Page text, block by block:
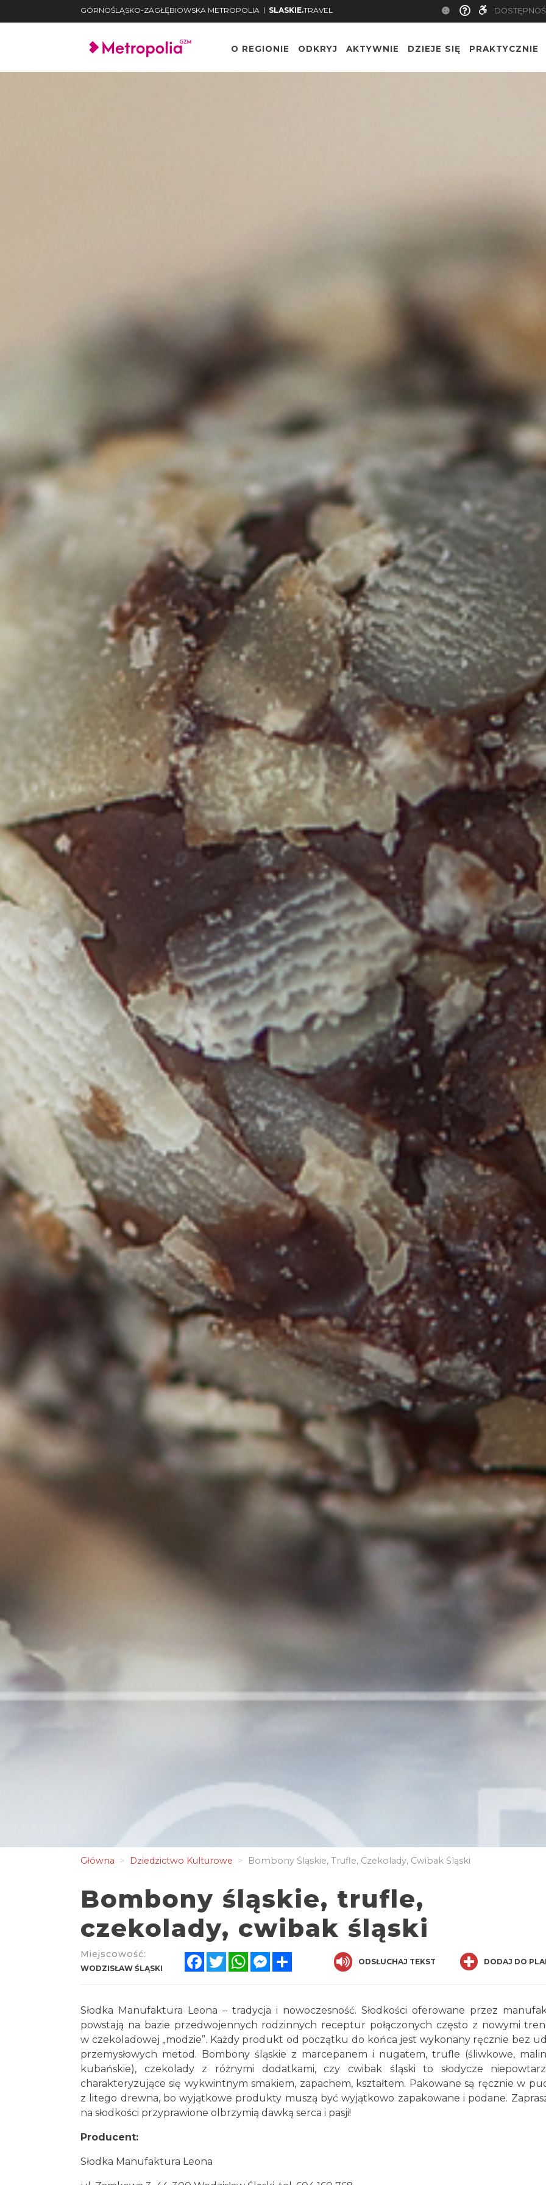
GÓRNOŚLĄSKO-ZAGŁĘBIOWSKA METROPOLIA | SLASKIE.TRAVEL
O REGIONIE ODKRYJ AKTYWNIE DZIEJE SIĘ PRAKTYCZNIE
Główna Dziedzictwo Kulturowe Bombony Śląskie, Trufle, Czekolady, Cwibak Śląski
Bombony śląskie, trufle,
czekolady, cwibak śląski
Miejscowość:
WODZISŁAW ŚLĄSKI
FacebookTwitterWhatsAppMessenger ODSŁUCHAJ TEKST DODAJ DO
Słodka Manufaktura Leona – tradycja i nowoczesność. Słodkości oferowane przez
powstają na bazie przedwojennych rodzinnych receptur połączonych często z nowymi
w czekoladowej „modzie”. Każdy produkt od początku do końca jest wykonany ręcznie bez
przemysłowych metod. Bombony śląskie z marcepanem i nugatem, trufle (śliwkowe,
kubańskie), czekolady z różnymi dodatkami, czy cwibak śląski to słodycze
charakteryzujące się wykwintnym smakiem, zapachem, kształtem. Pakowane są ręcznie w
z litego drewna, bo wyjątkowe produkty muszą być wyjątkowo zapakowane i podane.
na słodkości przyprawione olbrzymią dawką serca i pasji!
Producent:
Słodka Manufaktura Leona